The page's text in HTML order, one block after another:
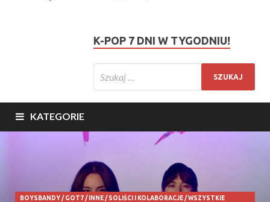
K-POP 7 DNI W TYGODNIU!
KATEGORIE
BOYSBANDY/GOT7/ INNE/SOLIŚCI I KOLABORACJE/WSZYSTKIE